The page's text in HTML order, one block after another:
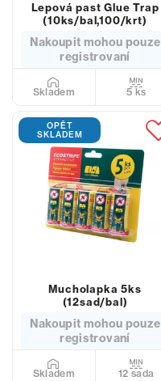
Lepová past Glue Trap
(10ks/bal,100/krt)
Nakoupit mohou pouze
registrovaní
Skladem 5 ks
OPĚT
SKLADEM
Mucholapka 5ks
(12sad/bal)
Nakoupit mohou pouze
registrovaní
Skladem 12 sada